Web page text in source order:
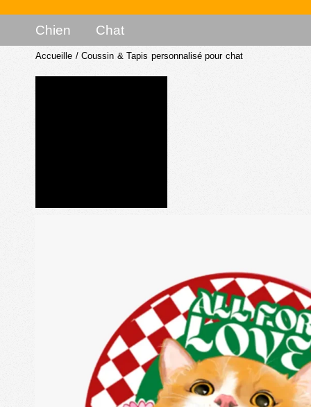
Chien Chat
Accueille / Coussin & Tapis personnalisé pour chat